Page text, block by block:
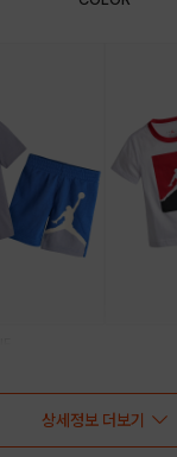
PRODUCT VIEW
상세정보 더보기